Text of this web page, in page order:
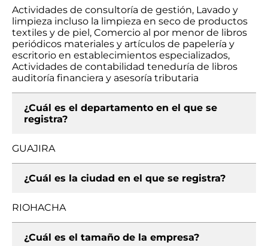
Actividades de consultoría de gestión, Lavado y
limpieza incluso la limpieza en seco de productos
textiles y de piel, Comercio al por menor de libros
periódicos materiales y artículos de papelería y
escritorio en establecimientos especializados,
Actividades de contabilidad teneduría de libros
auditoría financiera y asesoría tributaria
¿Cuál es el departamento en el que se
registra?
GUAJIRA
¿Cuál es la ciudad en el que se registra?
RIOHACHA
¿Cuál es el tamaño de la empresa?